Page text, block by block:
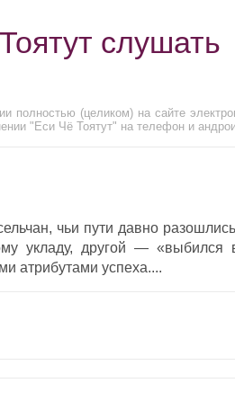
слушать
полностью (целиком) на сайте
"Еси Чё Тоятут" на телефон и
чьи пути давно
укладу, другой — «выбился
атрибутами успеха....